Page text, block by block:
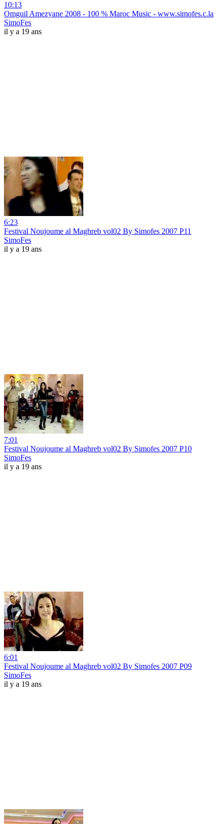
10:13
Omguil Amezyane 2008 - 100 % Maroc Music - www.simofes.c.la
SimoFes
il y a 19 ans
6:23
Festival Noujoume al Maghreb vol02 By Simofes 2007 P11
SimoFes
il y a 19 ans
7:01
Festival Noujoume al Maghreb vol02 By Simofes 2007 P10
SimoFes
il y a 19 ans
6:01
Festival Noujoume al Maghreb vol02 By Simofes 2007 P09
SimoFes
il y a 19 ans